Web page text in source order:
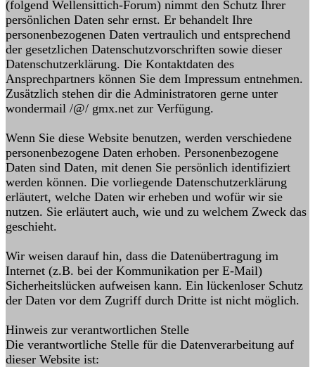
(folgend Wellensittich-Forum) nimmt den Schutz Ihrer
persönlichen Daten sehr ernst. Er behandelt Ihre
personenbezogenen Daten vertraulich und entsprechend
der gesetzlichen Datenschutzvorschriften sowie dieser
Datenschutzerklärung. Die Kontaktdaten des
Ansprechpartners können Sie dem Impressum entnehmen.
Zusätzlich stehen dir die Administratoren gerne unter
wondermail /@/ gmx.net zur Verfügung.
Wenn Sie diese Website benutzen, werden verschiedene
personenbezogene Daten erhoben. Personenbezogene
Daten sind Daten, mit denen Sie persönlich identifiziert
werden können. Die vorliegende Datenschutzerklärung
erläutert, welche Daten wir erheben und wofür wir sie
nutzen. Sie erläutert auch, wie und zu welchem Zweck das
geschieht.
Wir weisen darauf hin, dass die Datenübertragung im
Internet (z.B. bei der Kommunikation per E-Mail)
Sicherheitslücken aufweisen kann. Ein lückenloser Schutz
der Daten vor dem Zugriff durch Dritte ist nicht möglich.
Hinweis zur verantwortlichen Stelle
Die verantwortliche Stelle für die Datenverarbeitung auf
dieser Website ist: